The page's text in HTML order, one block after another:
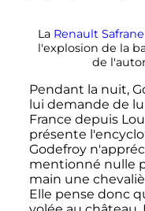
La Renault Safrane
l'explosion de la
de
Pendant la nuit,
lui demande de
France depuis
présente
Godefroy
mentionné nulle
main une
Elle pense donc